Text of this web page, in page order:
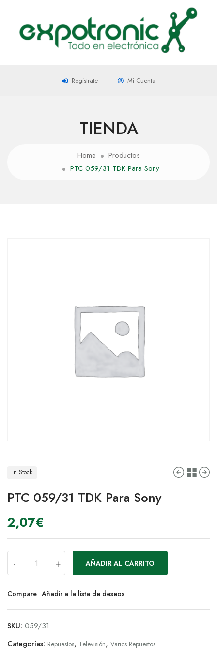
Registrate Mi Cuenta
TIENDA
Home
Productos
PTC 059/31 TDK Para Sony
In Stock
PTC 059/31 TDK Para Sony
2,07€
- + AÑADIR AL CARRITO
Compare Añadir a la lista de deseos
SKU: 059/31
Categorías: Repuestos, Televisión, Varios Repuestos